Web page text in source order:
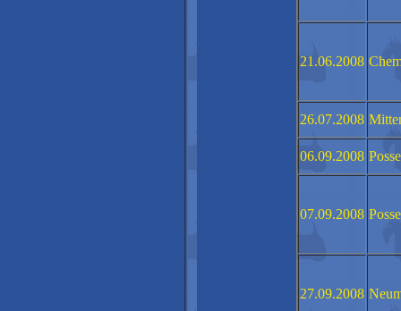
21.06.2008
26.07.2008
06.09.2008
07.09.2008
27.09.2008